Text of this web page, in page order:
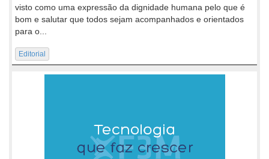
visto como uma expressão da dignidade humana pelo que é
bom e salutar que todos sejam acompanhados e orientados
para o...
Editorial